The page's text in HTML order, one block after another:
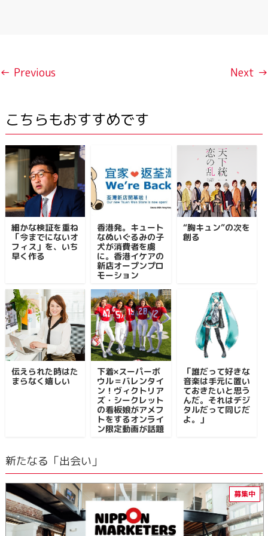
← Previous Next →
こちらもおすすめです
細かな検証を重ね
「今までにないオ
フィス」を、いち
早く作る
香港発。キュート
なぬいぐるみの子
犬が消費者を虜
に。香港イケアの
新店オープンプロ
モーション
“胸キュン”の次を
創る
伝えられた時はた
まらなく嬉しい
下着×スーパーボ
ウル＝バレンタイ
ン！ヴィクトリア
ズ・シークレット
の看板娘がアメフ
トをするオンライ
ン限定動画が話題
「誰だって好きな
音楽は手元に置い
ておきたいと思う
んだ。それはデジ
タルだって同じだ
よ。」
新たなる「出会い」